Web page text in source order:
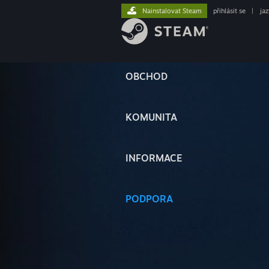
OBCHOD
KOMUNITA
INFORMACE
PODPORA
Nainstalovat Steam přihlásit se